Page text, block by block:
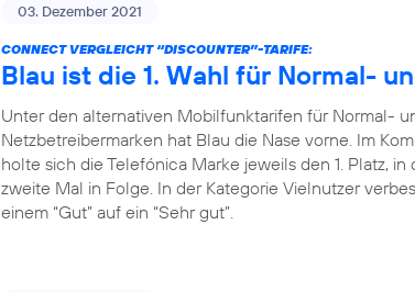
03. Dezember 2021
CONNECT VERGLEICHT “DISCOUNTER”-TARIFE:
Blau ist die 1. Wahl für Normal-
Unter den alternativen Mobilfunktarifen für Normal-
Netzbetreibermarken hat Blau die Nase vorne. Im
holte sich die Telefónica Marke jeweils den 1. Platz,
zweite Mal in Folge. In der Kategorie Vielnutzer
einem “Gut” auf ein “Sehr gut”.